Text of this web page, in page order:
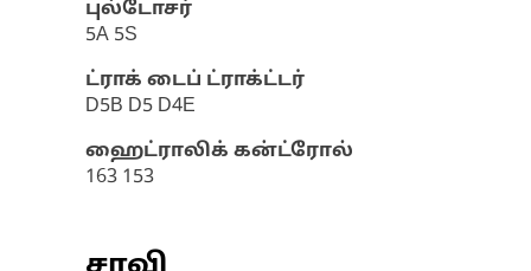
புல்டோசர்
5A 5S
ட்ராக் டைப் ட்ராக்ட்டர்
D5B D5 D4E
ஹைட்ராலிக் கன்ட்ரோல்
163 153